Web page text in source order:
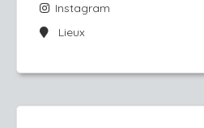
Instagram
Lieux